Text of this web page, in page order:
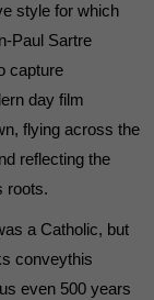
style for which
Paul Sartre
capture
day film
flying across the
reflecting the
roots.
a Catholic, but
conveythis
even 500 years